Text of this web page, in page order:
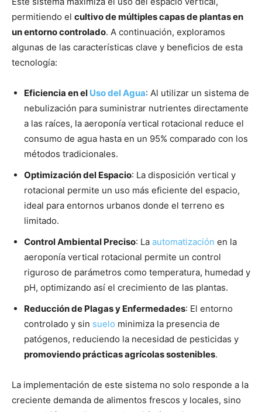
permitiendo el cultivo de múltiples capas de plantas en
un entorno controlado. A continuación, exploramos
algunas de las características clave y beneficios de esta
tecnología:
Eficiencia en el Uso del Agua: Al utilizar un sistema de
nebulización para suministrar nutrientes directamente
a las raíces, la aeroponía vertical rotacional reduce el
consumo de agua hasta en un 95% comparado con los
métodos tradicionales.
Optimización del Espacio: La disposición vertical y
rotacional permite un uso más eficiente del espacio,
ideal para entornos urbanos donde el terreno es
limitado.
Control Ambiental Preciso: La automatización en la
aeroponía vertical rotacional permite un control
riguroso de parámetros como temperatura, humedad y
pH, optimizando así el crecimiento de las plantas.
Reducción de Plagas y Enfermedades: El entorno
controlado y sin suelo minimiza la presencia de
patógenos, reduciendo la necesidad de pesticidas y
promoviendo prácticas agrícolas sostenibles.
La implementación de este sistema no solo responde a la
creciente demanda de alimentos frescos y locales, sino